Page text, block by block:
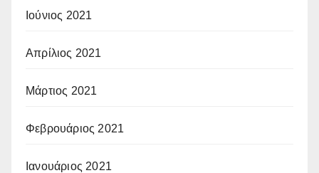
Ιούνιος 2021
Απρίλιος 2021
Μάρτιος 2021
Φεβρουάριος 2021
Ιανουάριος 2021